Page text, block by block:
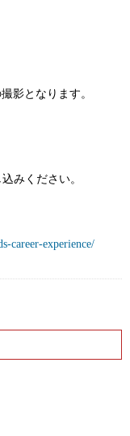
となります。
みください。
career-experience/